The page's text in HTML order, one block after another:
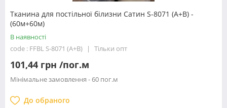
Тканина для постільної білизни Сатин S-8071 (A+В) -
(60м+60м)
В наявності
code : FFBL S-8071 (A+В)
Тільки опт
101,44 грн /пог.м
Мінімальне замовлення - 60 пог.м
До обраного